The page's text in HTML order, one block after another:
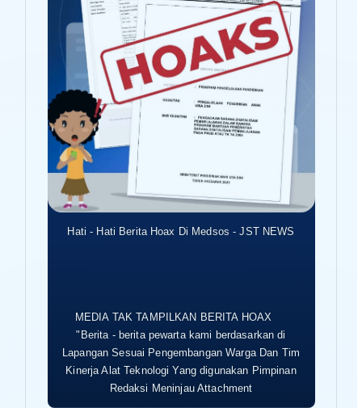
Hati - Hati Berita Hoax Di Medsos - JST NEWS
MEDIA TAK TAMPILKAN BERITA HOAX
"Berita - berita pewarta kami berdasarkan di
Lapangan Sesuai Pengembangan Warga Dan Tim
Kinerja Alat Teknologi Yang digunakan Pimpinan
Redaksi Meninjau Attachment